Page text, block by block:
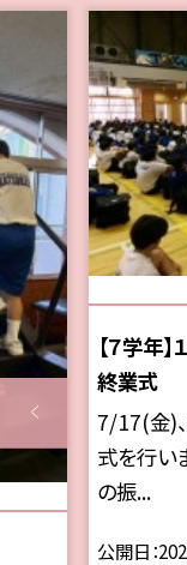
【７学年
終業式
7/17(金)
式を行い
の振...
公開日